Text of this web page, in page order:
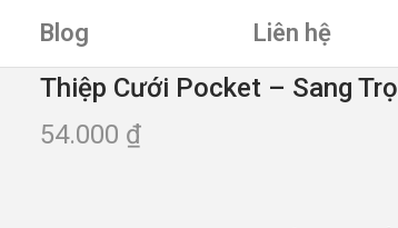
Blog Liên hệ
Thiệp Cưới Pocket – Sang
54.000 ₫